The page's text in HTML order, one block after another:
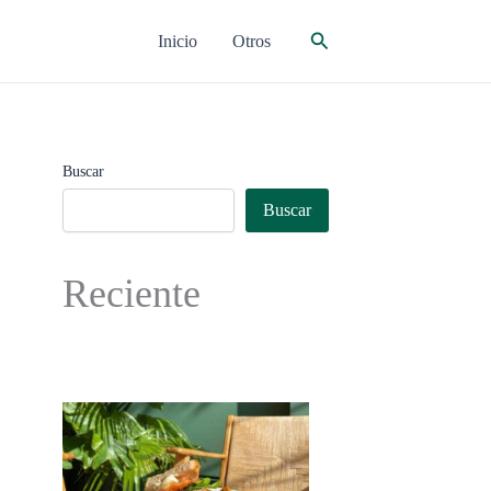
Inicio Otros Buscar
Buscar
Buscar
Reciente